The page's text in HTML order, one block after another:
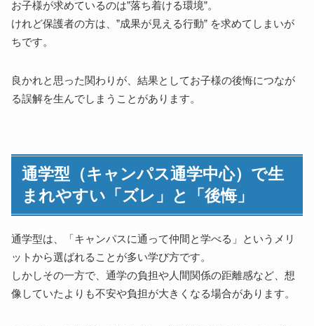
お子様が求めているのは”落ち着ける環境”。
けれど保護者の方は、”成果が見える行動” を求めてしまいが
ちです。
良かれと思った関わりが、結果としてお子様の後悔につなが
る誤解を生んでしまうことがあります。
通学型（キャンパス通学中心）で生
まれやすい「ズレ」と「後悔」
通学型は、「キャンパスに通って仲間と学べる」というメリ
ットから選ばれることが多い学び方です。
しかしその一方で、通学の負担や人間関係の距離感など、想
像していたよりも不安や負担が大きくなる場合があります。